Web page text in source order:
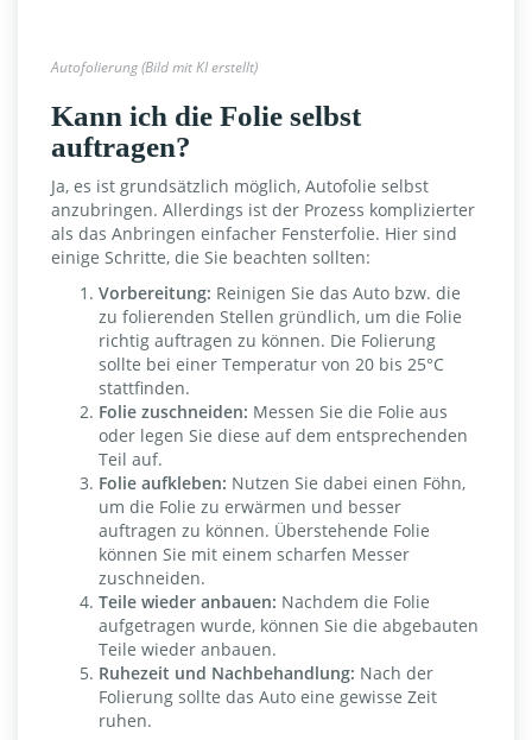
Autofolierung (Bild mit KI erstellt)
Kann ich die Folie selbst
auftragen?
Ja, es ist grundsätzlich möglich, Autofolie selbst
anzubringen. Allerdings ist der Prozess komplizierter
als das Anbringen einfacher Fensterfolie. Hier sind
einige Schritte, die Sie beachten sollten:
Vorbereitung: Reinigen Sie das Auto bzw. die
zu folierenden Stellen gründlich, um die Folie
richtig auftragen zu können. Die Folierung
sollte bei einer Temperatur von 20 bis 25°C
stattfinden.
Folie zuschneiden: Messen Sie die Folie aus
oder legen Sie diese auf dem entsprechenden
Teil auf.
Folie aufkleben: Nutzen Sie dabei einen Föhn,
um die Folie zu erwärmen und besser
auftragen zu können. Überstehende Folie
können Sie mit einem scharfen Messer
zuschneiden.
Teile wieder anbauen: Nachdem die Folie
aufgetragen wurde, können Sie die abgebauten
Teile wieder anbauen.
Ruhezeit und Nachbehandlung: Nach der
Folierung sollte das Auto eine gewisse Zeit
ruhen.